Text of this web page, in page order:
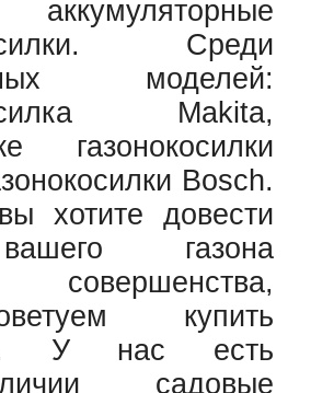
Среди
моделей:
Makita,
газонокосилки
Bosch.
хотите довести
газона
купить
У нас есть
садовые